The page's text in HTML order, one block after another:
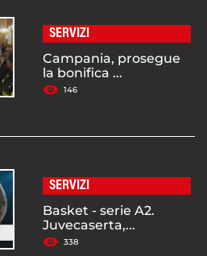
SERVIZI
Campania, prosegue
la bonifica ...
146
SERVIZI
Basket - serie A2.
Juvecaserta,...
338